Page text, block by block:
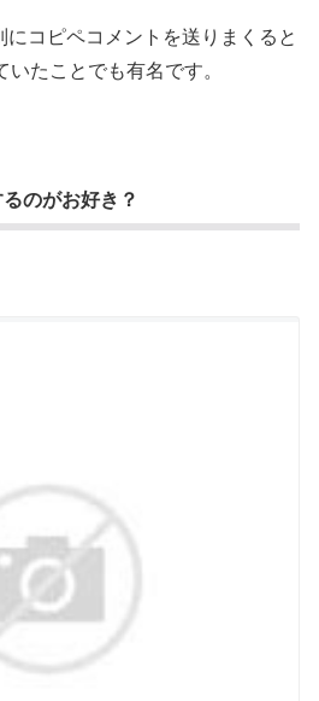
にコピペコメントを送りまくると
たことでも有名です。
のがお好き？